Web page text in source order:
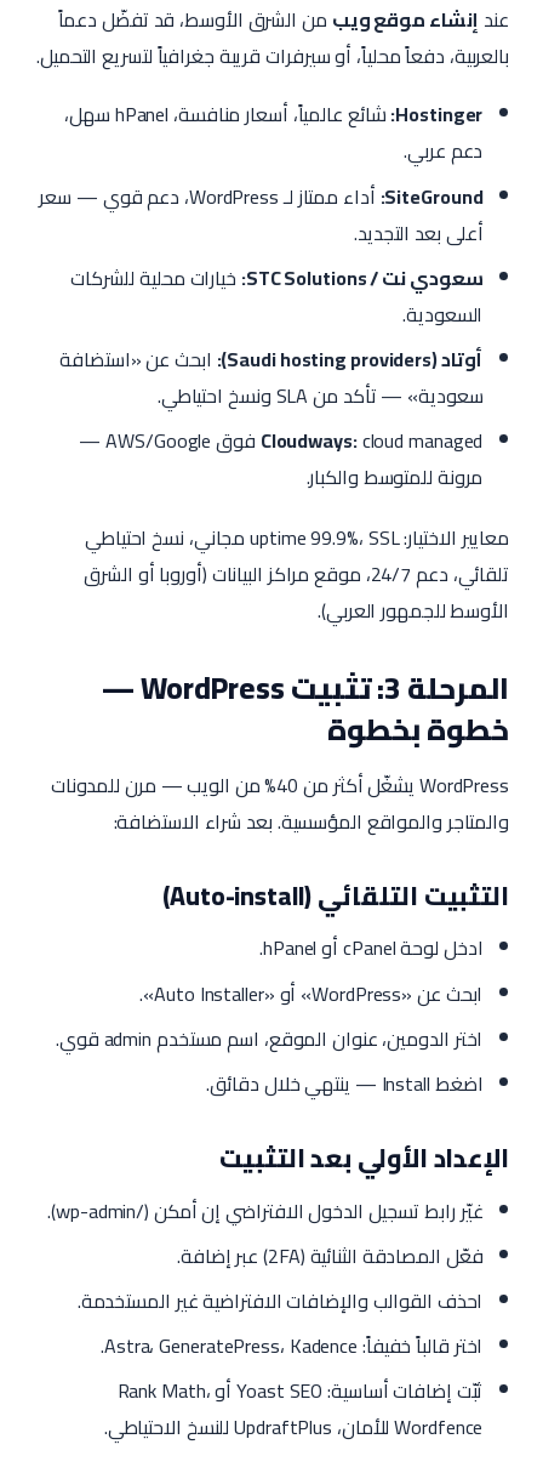
عند إنشاء موقع ويب من الشرق الأوسط، قد تفضّل دعماً
بالعربية، دفعاً محلياً، أو سيرفرات قريبة جغرافياً لتسريع التحميل.
Hostinger:
شائع عالمياً، أسعار منافسة، hPanel سهل،
دعم عربي.
SiteGround:
أداء ممتاز لـ WordPress، دعم قوي — سعر
أعلى بعد التجديد.
سعودي نت / STC Solutions:
خيارات محلية للشركات
السعودية.
أوتاد (Saudi hosting providers):
ابحث عن «استضافة
سعودية» — تأكد من SLA ونسخ احتياطي.
Cloudways:
cloud managed فوق AWS/Google —
مرونة للمتوسط والكبار.
معايير الاختيار: uptime 99.9%، SSL مجاني، نسخ احتياطي
تلقائي، دعم 24/7، موقع مراكز البيانات (أوروبا أو الشرق
الأوسط للجمهور العربي).
المرحلة 3: تثبيت WordPress —
خطوة بخطوة
WordPress يشغّل أكثر من 40% من الويب — مرن للمدونات
والمتاجر والمواقع المؤسسية. بعد شراء الاستضافة:
التثبيت التلقائي (Auto-install)
ادخل لوحة cPanel أو hPanel.
ابحث عن «WordPress» أو «Auto Installer».
اختر الدومين، عنوان الموقع، اسم مستخدم admin قوي.
اضغط Install — ينتهي خلال دقائق.
الإعداد الأولي بعد التثبيت
غيّر رابط تسجيل الدخول الافتراضي إن أمكن (/wp-admin).
فعّل المصادقة الثنائية (2FA) عبر إضافة.
احذف القوالب والإضافات الافتراضية غير المستخدمة.
اختر قالباً خفيفاً: Astra، GeneratePress، Kadence.
ثبّت إضافات أساسية: Yoast SEO أو Rank Math،
Wordfence للأمان، UpdraftPlus للنسخ الاحتياطي.